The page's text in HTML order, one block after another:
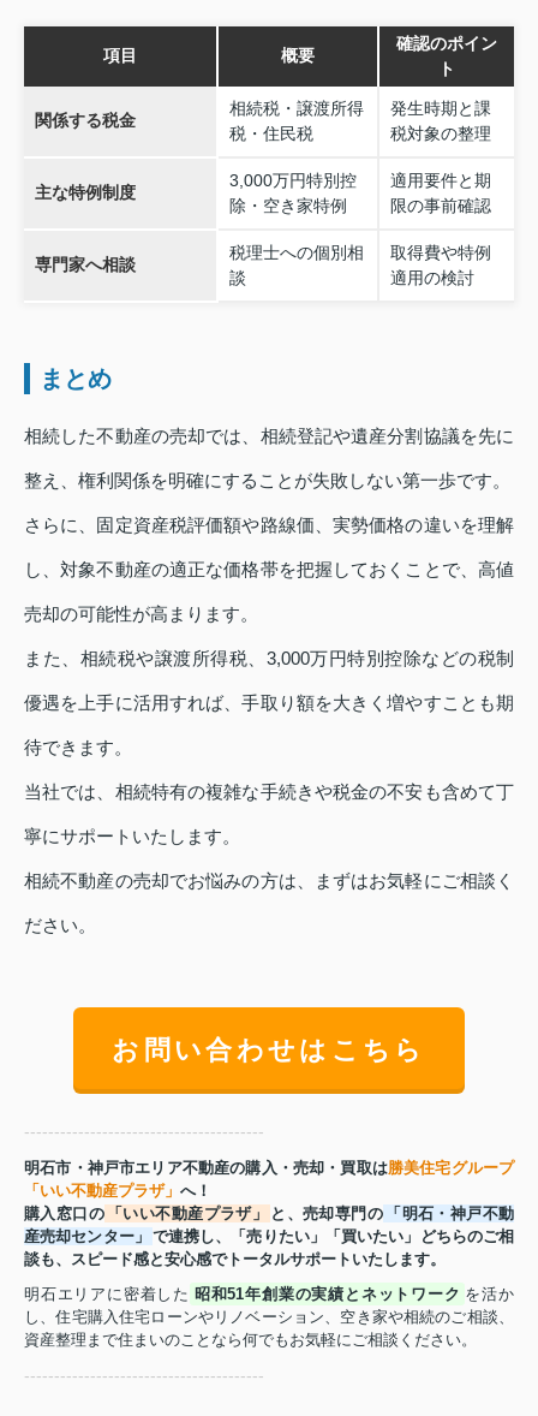
項目 概要
確認のポイン
ト
関係する税金
相続税・譲渡所得
税・住民税
発生時期と課
税対象の整理
主な特例制度
3,000万円特別控
除・空き家特例
適用要件と期
限の事前確認
専門家へ相談
税理士への個別相
談
取得費や特例
適用の検討
まとめ
相続した不動産の売却では、相続登記や遺産分割協議を先に
整え、権利関係を明確にすることが失敗しない第一歩です。
さらに、固定資産税評価額や路線価、実勢価格の違いを理解
し、対象不動産の適正な価格帯を把握しておくことで、高値
売却の可能性が高まります。
また、相続税や譲渡所得税、3,000万円特別控除などの税制
優遇を上手に活用すれば、手取り額を大きく増やすことも期
待できます。
当社では、相続特有の複雑な手続きや税金の不安も含めて丁
寧にサポートいたします。
相続不動産の売却でお悩みの方は、まずはお気軽にご相談く
ださい。
お問い合わせはこちら
----------------------------------------
明石市・神戸市エリア不動産の購入・売却・買取は勝美住宅グループ
「いい不動産プラザ」 へ！
購入窓口の 「いい不動産プラザ」 と、売却専門の 「明石・神戸不動
産売却センター」 で連携し、「売りたい」「買いたい」どちらのご相
談も、スピード感と安心感でトータルサポートいたします。
明石エリアに密着した 昭和51年創業の実績とネットワーク を活か
し、住宅購入住宅ローンやリノベーション、空き家や相続のご相談、
資産整理まで住まいのことなら何でもお気軽にご相談ください。
----------------------------------------